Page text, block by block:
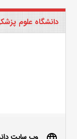
دانشگاه علوم